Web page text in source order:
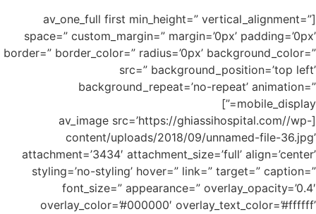
[av_one_full first min_height=”
space=” custom_margin=” margin=’0px’
border=” border_color=” radius=’0px’
src=”
background_repeat=’no-repeat’
[av_image src=’https://
content/uploads/2018/09/
attachment=’3434′ attachment_size=’full’
styling=’no-styling’ hover=” link=”
font_size=” appearance=”
overlay_color=’#000000′